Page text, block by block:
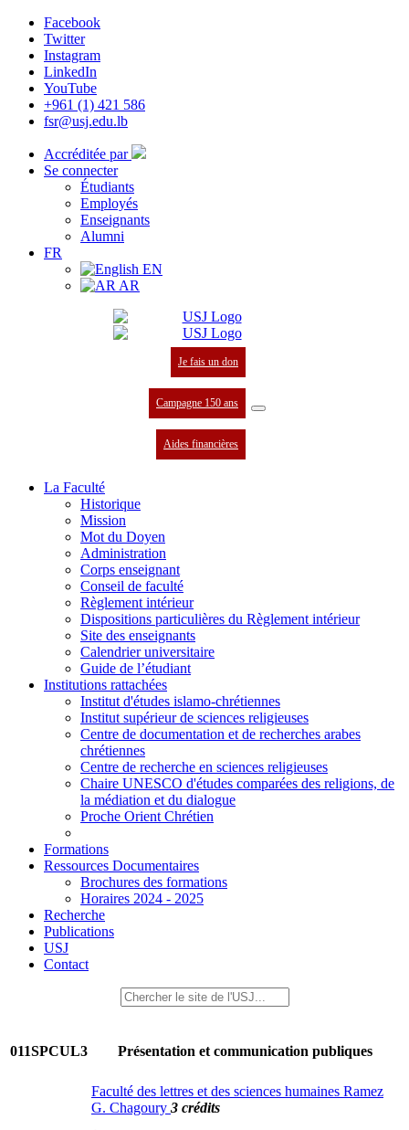
Facebook
Twitter
Instagram
LinkedIn
YouTube
+961 (1) 421 586
fsr@usj.edu.lb
Accréditée par
Se connecter
Étudiants
Employés
Enseignants
Alumni
FR
EN
AR
Je fais un don
Campagne 150 ans
Aides financières
La Faculté
Historique
Mission
Mot du Doyen
Administration
Corps enseignant
Conseil de faculté
Règlement intérieur
Dispositions particulières du Règlement intérieur
Site des enseignants
Calendrier universitaire
Guide de l’étudiant
Institutions rattachées
Institut d'études islamo-chrétiennes
Institut supérieur de sciences religieuses
Centre de documentation et de recherches arabes
chrétiennes
Centre de recherche en sciences religieuses
Chaire UNESCO d'études comparées des religions, de
la médiation et du dialogue
Proche Orient Chrétien
Formations
Ressources Documentaires
Brochures des formations
Horaires 2024 - 2025
Recherche
Publications
USJ
Contact
011SPCUL3 Présentation et communication publiques
Faculté des lettres et des sciences humaines Ramez
G. Chagoury 3 crédits